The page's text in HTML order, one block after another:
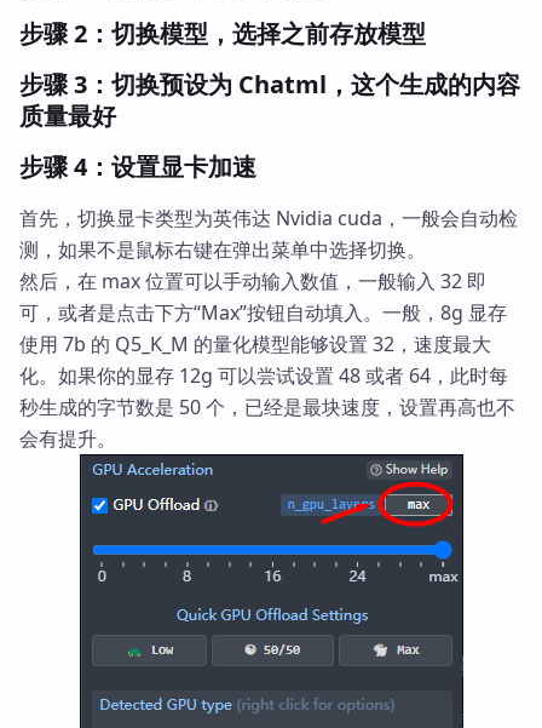
步骤 2：切换模型，选择之前存放模型
步骤 3：切换预设为 Chatml，这个生成的内容
质量最好
步骤 4：设置显卡加速
首先，切换显卡类型为英伟达 Nvidia cuda，一般会自动检
测，如果不是鼠标右键在弹出菜单中选择切换。
然后，在 max 位置可以手动输入数值，一般输入 32 即
可，或者是点击下方“Max”按钮自动填入。一般，8g 显存
使用 7b 的 Q5_K_M 的量化模型能够设置 32，速度最大
化。如果你的显存 12g 可以尝试设置 48 或者 64，此时每
秒生成的字节数是 50 个，已经是最块速度，设置再高也不
会有提升。